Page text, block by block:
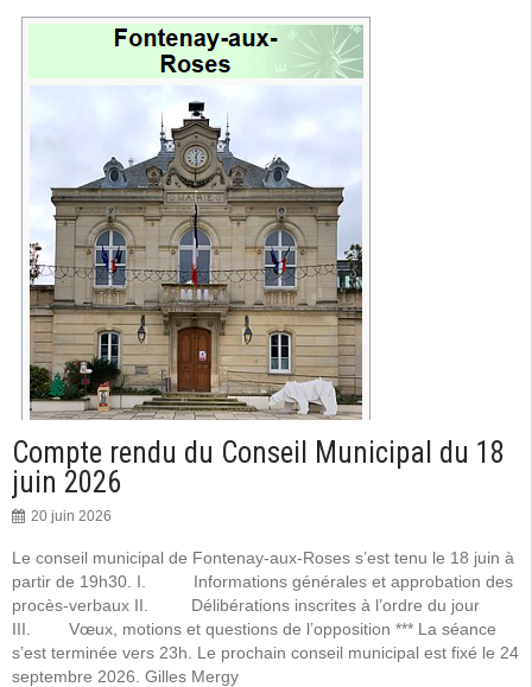
Compte rendu du Conseil Municipal du 18
juin 2026
20 juin 2026
Le conseil municipal de Fontenay-aux-Roses s’est tenu le 18 juin à
partir de 19h30. I. Informations générales et approbation des
procès-verbaux II. Délibérations inscrites à l’ordre du jour
III. Vœux, motions et questions de l’opposition *** La séance
s’est terminée vers 23h. Le prochain conseil municipal est fixé le 24
septembre 2026. Gilles Mergy